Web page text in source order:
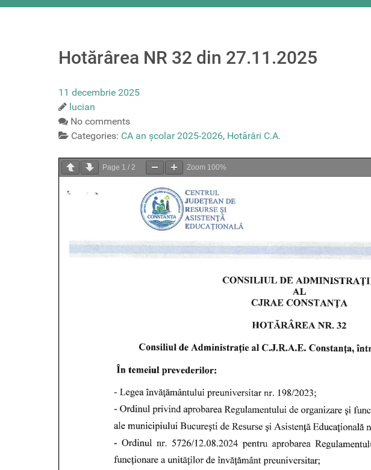
Hotărârea NR 32 din 27.11.2025
11 decembrie 2025
lucian
No comments
Categories: CA an școlar 2025-2026, Hotărâri C.A.
Page 1 / 2 Zoom 100%